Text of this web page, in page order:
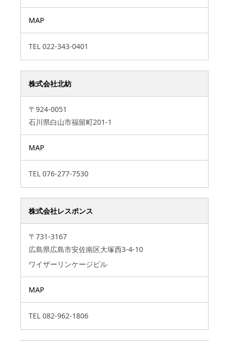
MAP
TEL 022-343-0401
株式会社北紡
〒924-0051
石川県白山市福留町201-1
MAP
TEL 076-277-7530
株式会社レスポンス
〒731-3167
広島県広島市安佐南区大塚西3-4-10
ワイザーリンケージビル
MAP
TEL 082-962-1806